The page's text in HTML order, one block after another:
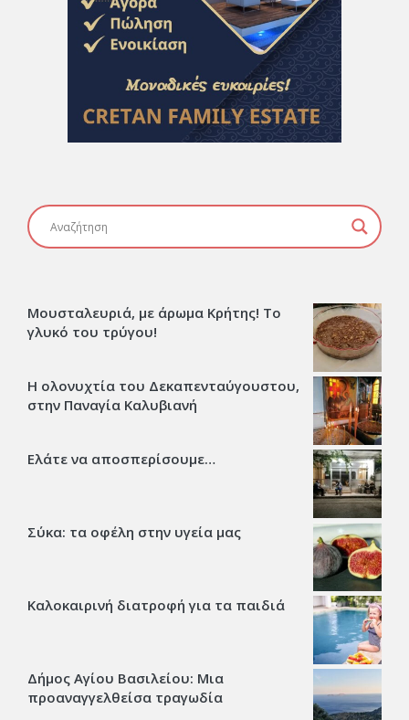
Μουσταλευριά, με άρωμα Κρήτης! Το
γλυκό του τρύγου!
Η ολονυχτία του Δεκαπενταύγουστου,
στην Παναγία Καλυβιανή
Ελάτε να αποσπερίσουμε…
Σύκα: τα οφέλη στην υγεία μας
Καλοκαιρινή διατροφή για τα παιδιά
Δήμος Αγίου Βασιλείου: Μια
προαναγγελθείσα τραγωδία